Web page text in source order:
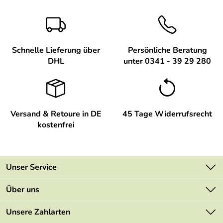
Schnelle Lieferung über
DHL
Persönliche Beratung
unter 0341 - 39 29 280
Versand & Retoure in DE
kostenfrei
45 Tage Widerrufsrecht
Unser Service
Kontakt
Retourenportal
Über uns
Unsere Bestseller
Unsere Zahlarten